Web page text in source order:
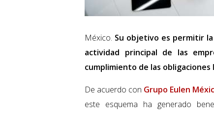
México. Su objetivo es permitir
actividad principal de las
cumplimiento de las obligaciones
De acuerdo con Grupo Eulen
este esquema ha generado